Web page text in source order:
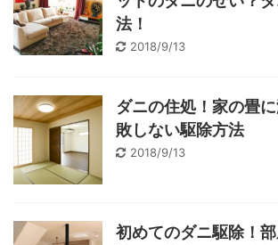
法！
2018/9/13
ダニの住処！家の畳
敗しない駆除方法
2018/9/13
初めてのダニ駆除！